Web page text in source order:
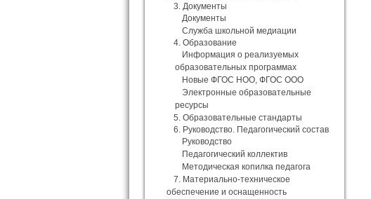
3. Документы
Документы
Служба школьной медиации
4. Образование
Информация о реализуемых
образовательных программах
Новые ФГОС НОО, ФГОС ООО
Электронные образовательные
ресурсы
5. Образовательные стандарты
6. Руководство. Педагогический состав
Руководство
Педагогический коллектив
Методическая копилка педагога
7. Материально-техническое
обеспечение и оснащенность